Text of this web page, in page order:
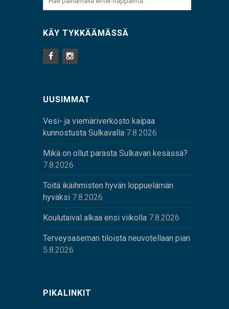
KÄY TYKKÄÄMÄSSÄ
UUSIMMAT
Vesi- ja viemäriverkosto kaipaa
kunnostusta Sulkavalla 7.8.2026
Mikä on ollut parasta Sulkavan kesässä?
7.8.2026
Töitä ikäihmisten hyvän loppuelämän
hyväksi 7.8.2026
Koulutaival alkaa ensi viikolla 7.8.2026
Terveysaseman tiloista neuvotellaan pian
5.8.2026
PIKALINKIT